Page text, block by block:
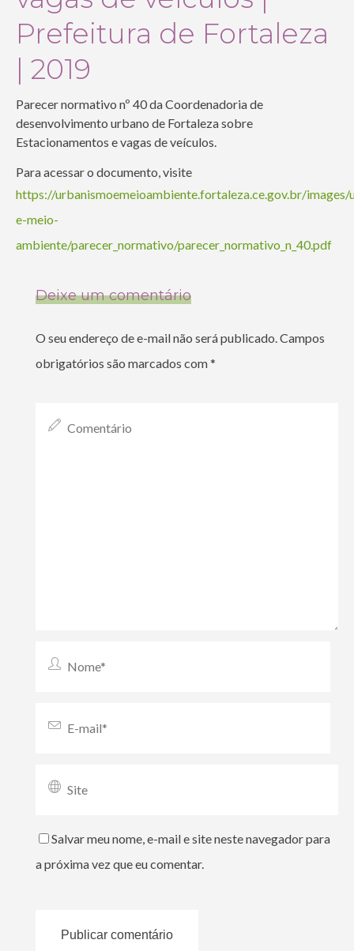
Prefeitura de Fortaleza
| 2019
Parecer normativo nº 40 da Coordenadoria de
desenvolvimento urbano de Fortaleza sobre
Estacionamentos e vagas de veículos.
Para acessar o documento, visite
https://urbanismoemeioambiente.fortaleza.ce.gov.br/images/
e-meio-
ambiente/parecer_normativo/parecer_normativo_n_40.pdf
Deixe um comentário
O seu endereço de e-mail não será publicado.Campos
obrigatórios são marcados com*
Salvar meu nome, e-mail e site neste navegador para
a próxima vez que eu comentar.